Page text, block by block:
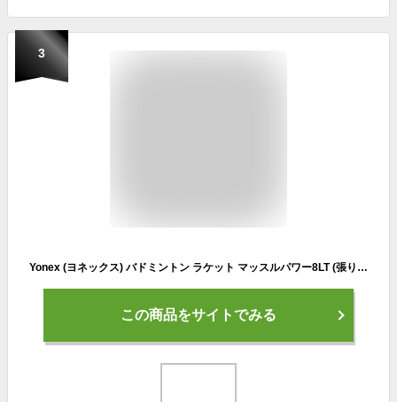
3
Yonex (ヨネックス) バドミントン ラケット マッスルパワー8LT (張り上げ済) MP8LTG オレンジ(5) 3U5
この商品をサイトでみる